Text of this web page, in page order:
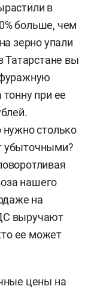
в
больше, чем
зерно упали
Татарстане вы
при ее
нужно столько
убыточными?
нашего
на
выручают
ее может
цены на